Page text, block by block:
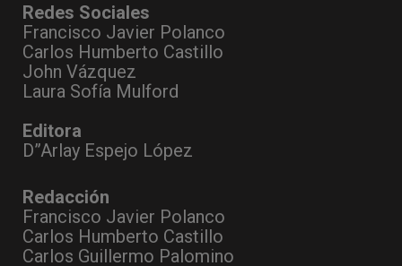
Redes Sociales
Francisco Javier Polanco
Carlos Humberto Castillo
John Vázquez
Laura Sofía Mulford
Editora
D”Arlay Espejo López
Redacción
Francisco Javier Polanco
Carlos Humberto Castillo
Carlos Guillermo Palomino